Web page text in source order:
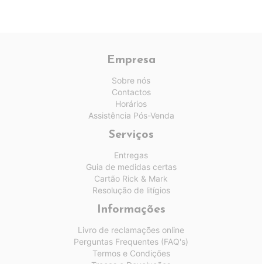
Empresa
Sobre nós
Contactos
Horários
Assistência Pós-Venda
Serviços
Entregas
Guia de medidas certas
Cartão Rick & Mark
Resolução de litígios
Informações
Livro de reclamações online
Perguntas Frequentes (FAQ's)
Termos e Condições